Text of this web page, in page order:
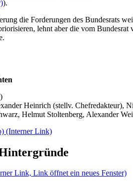
).
die Forderungen des Bundesrats
lehnt aber die vom
Heinrich (stellv. Chefredakteur),
Helmut Stoltenberg, Alexander
(Interner Link)
Link, Link öffnet ein neues Fenster)